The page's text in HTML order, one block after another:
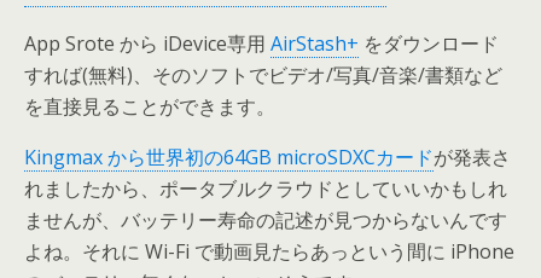
App Srote から iDevice専用 AirStash+ をダウンロード
すれば(無料)、そのソフトでビデオ/写真/音楽/書類など
を直接見ることができます。
Kingmax から世界初の64GB microSDXCカードが発表さ
れましたから、ポータブルクラウドとしていいかもしれ
ませんが、バッテリー寿命の記述が見つからないんです
よね。それに Wi-Fi で動画見たらあっという間に iPhone